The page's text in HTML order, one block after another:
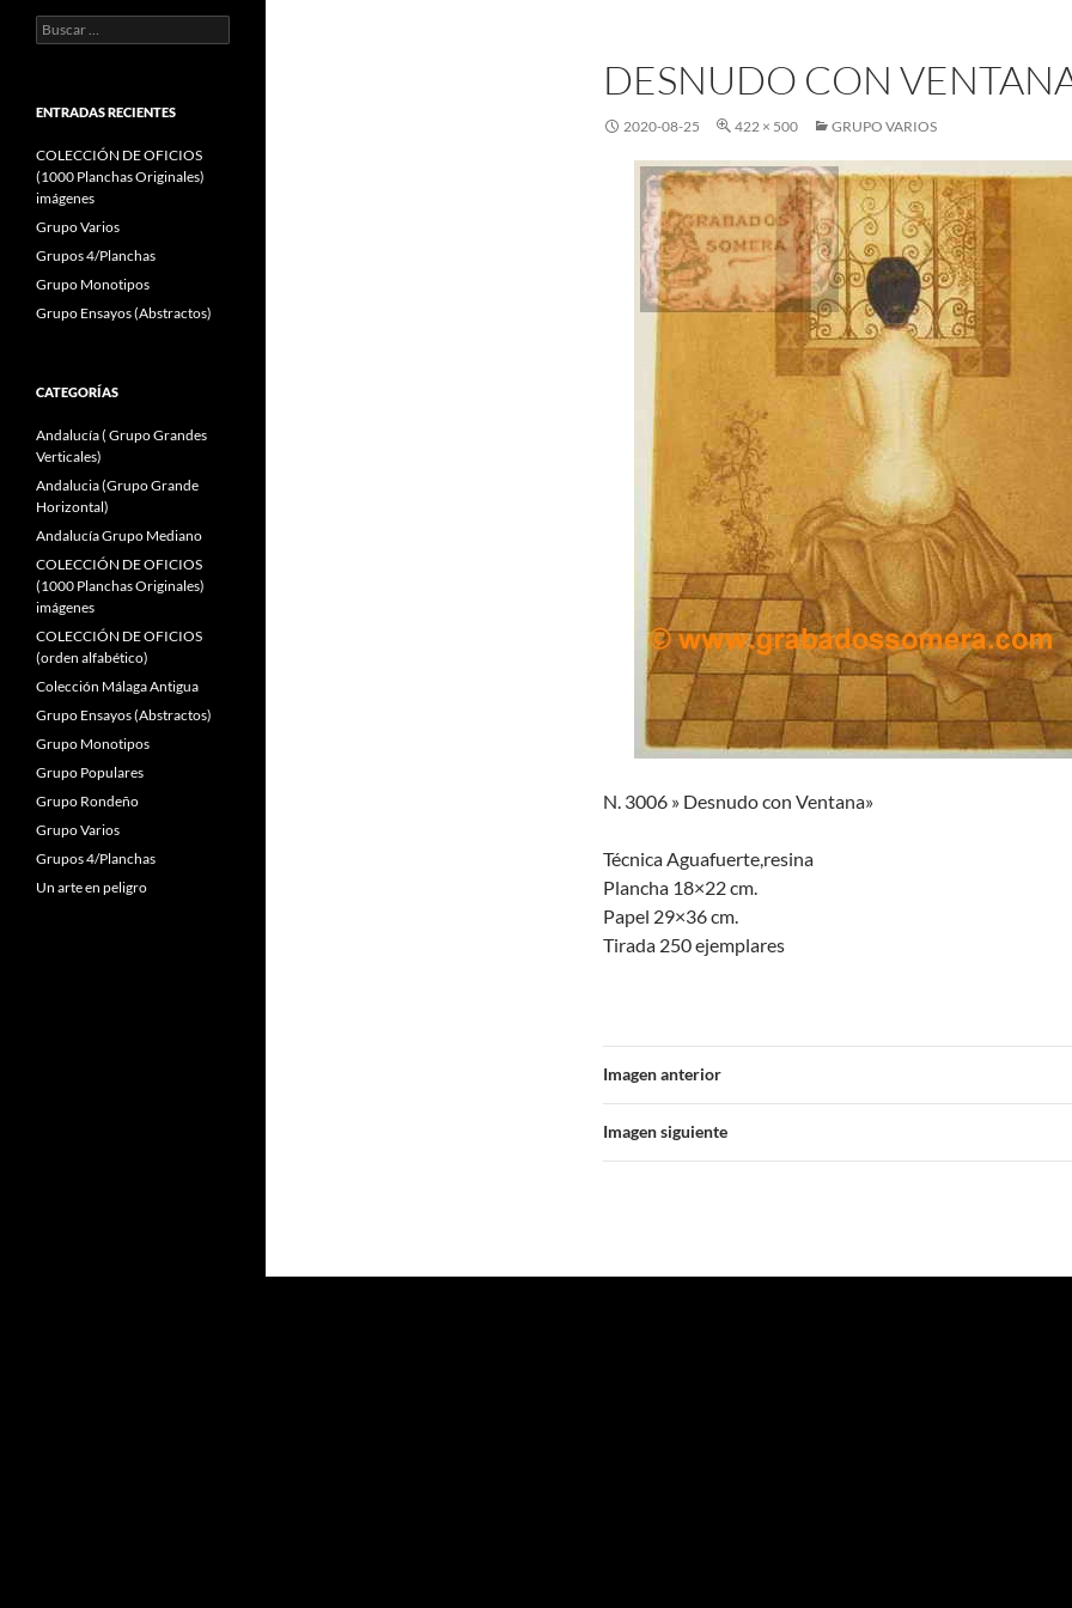
DESNUDO CON
2020-08-25 422 × 500 GRUPO VARIOS
N. 3006 » Desnudo con Ventana»
Técnica Aguafuerte,resina
Plancha 18×22 cm.
Papel 29×36 cm.
Tirada 250 ejemplares
Imagen anterior
Imagen siguiente
Buscar:
ENTRADAS RECIENTES
COLECCIÓN DE OFICIOS
(1000 Planchas Originales)
imágenes
Grupo Varios
Grupos 4/Planchas
Grupo Monotipos
Grupo Ensayos (Abstractos)
CATEGORÍAS
Andalucía ( Grupo Grandes
Verticales)
Andalucia (Grupo Grande
Horizontal)
Andalucía Grupo Mediano
COLECCIÓN DE OFICIOS
(1000 Planchas Originales)
imágenes
COLECCIÓN DE OFICIOS
(orden alfabético)
Colección Málaga Antigua
Grupo Ensayos (Abstractos)
Grupo Monotipos
Grupo Populares
Grupo Rondeño
Grupo Varios
Grupos 4/Planchas
Un arte en peligro